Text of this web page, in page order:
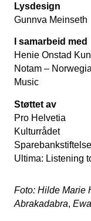
Lysdesign
Gunnva Meinseth
I samarbeid med
Henie Onstad
Notam –
Music
Støttet av
Pro Helvetia
Kulturrådet
Ultima: Listening
Foto: Hilde Marie
Abrakadabra,